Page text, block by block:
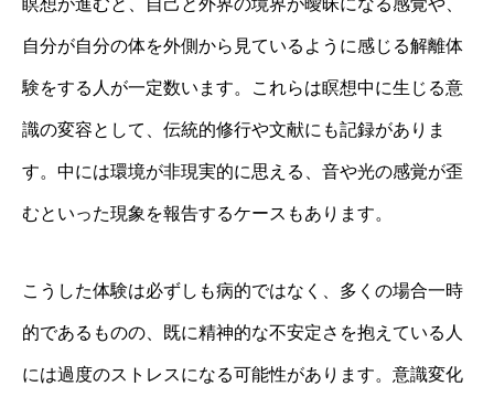
自分が自分の体を外側から見ているように感じる解離体
験をする人が一定数います。これらは瞑想中に生じる意
識の変容として、伝統的修行や文献にも記録がありま
す。中には環境が非現実的に思える、音や光の感覚が歪
むといった現象を報告するケースもあります。
こうした体験は必ずしも病的ではなく、多くの場合一時
的であるものの、既に精神的な不安定さを抱えている人
には過度のストレスになる可能性があります。意識変化